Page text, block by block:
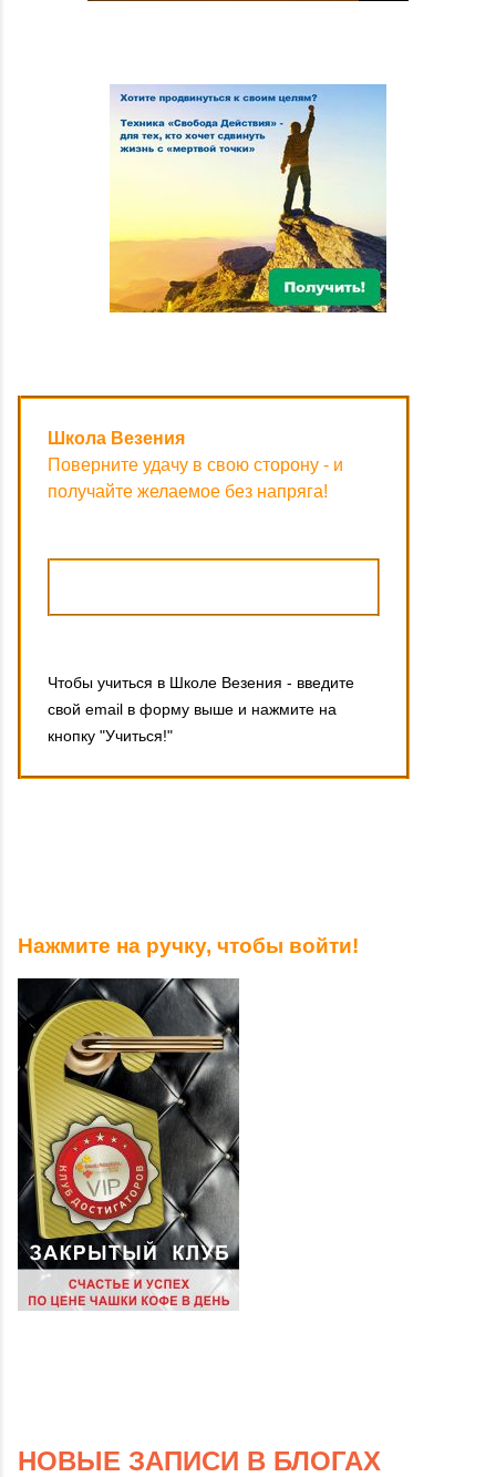
Школа Везения
Поверните удачу в свою сторону - и
получайте желаемое без напряга!
Чтобы учиться в Школе Везения - введите
свой email в форму выше и нажмите на
кнопку "Учиться!"
Нажмите на ручку, чтобы войти!
НОВЫЕ ЗАПИСИ В БЛОГАХ